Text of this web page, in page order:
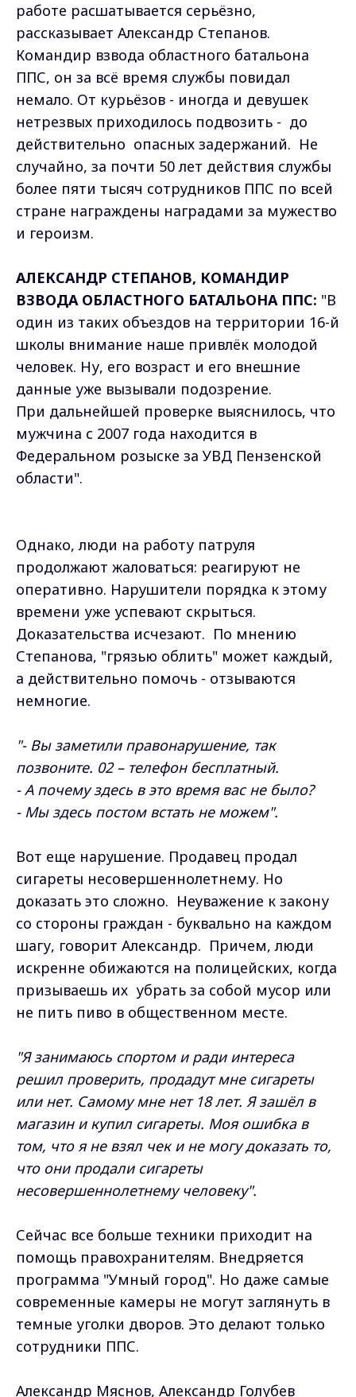
работе расшатывается серьёзно,
рассказывает Александр Степанов.
Командир взвода областного батальона
ППС, он за всё время службы повидал
немало. От курьёзов - иногда и девушек
нетрезвых приходилось подвозить - до
действительно опасных задержаний. Не
случайно, за почти 50 лет действия службы
более пяти тысяч сотрудников ППС по всей
стране награждены наградами за мужество
и героизм.
АЛЕКСАНДР СТЕПАНОВ, КОМАНДИР
ВЗВОДА ОБЛАСТНОГО БАТАЛЬОНА ППС: "В
один из таких объездов на территории 16-й
школы внимание наше привлёк молодой
человек. Ну, его возраст и его внешние
данные уже вызывали подозрение.
При дальнейшей проверке выяснилось, что
мужчина с 2007 года находится в
Федеральном розыске за УВД Пензенской
области".
Однако, люди на работу патруля
продолжают жаловаться: реагируют не
оперативно. Нарушители порядка к этому
времени уже успевают скрыться.
Доказательства исчезают. По мнению
Степанова, "грязью облить" может каждый,
а действительно помочь - отзываются
немногие.
"- Вы заметили правонарушение, так
позвоните. 02 – телефон бесплатный.
- А почему здесь в это время вас не было?
- Мы здесь постом встать не можем".
Вот еще нарушение. Продавец продал
сигареты несовершеннолетнему. Но
доказать это сложно. Неуважение к закону
со стороны граждан - буквально на каждом
шагу, говорит Александр. Причем, люди
искренне обижаются на полицейских, когда
призываешь их убрать за собой мусор или
не пить пиво в общественном месте.
"Я занимаюсь спортом и ради интереса
решил проверить, продадут мне сигареты
или нет. Самому мне нет 18 лет. Я зашёл в
магазин и купил сигареты. Моя ошибка в
том, что я не взял чек и не могу доказать то,
что они продали сигареты
несовершеннолетнему человеку".
Сейчас все больше техники приходит на
помощь правохранителям. Внедряется
программа "Умный город". Но даже самые
современные камеры не могут заглянуть в
темные уголки дворов. Это делают только
сотрудники ППС.
Александр Мяснов, Александр Голубев